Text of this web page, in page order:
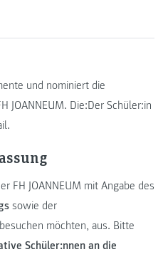
und nominiert die
JOANNEUM. Die:Der Schüler:in
FH JOANNEUM mit Angabe des
sowie der
möchten, aus. Bitte
Schüler:nnen an die